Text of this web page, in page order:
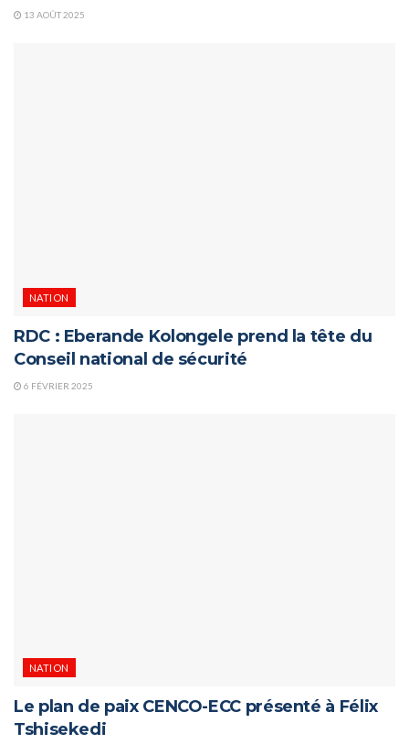
13 AOÛT 2025
NATION
RDC : Eberande Kolongele prend la tête du
Conseil national de sécurité
6 FÉVRIER 2025
NATION
Le plan de paix CENCO-ECC présenté à Félix
Tshisekedi